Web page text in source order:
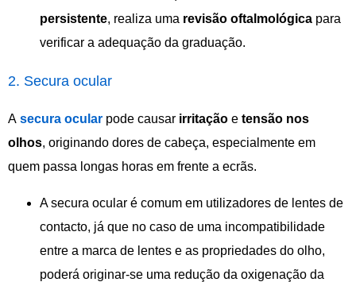
persistente, realiza uma revisão oftalmológica para
verificar a adequação da graduação.
2. Secura ocular
A secura ocular pode causar irritação e tensão nos
olhos, originando dores de cabeça, especialmente em
quem passa longas horas em frente a ecrãs.
A secura ocular é comum em utilizadores de lentes de
contacto, já que no caso de uma incompatibilidade
entre a marca de lentes e as propriedades do olho,
poderá originar-se uma redução da oxigenação da